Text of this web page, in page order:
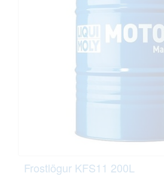
Frostlögur KFS11 200L